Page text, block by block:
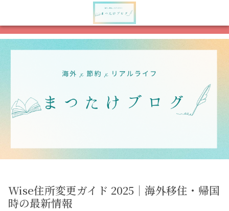
Wise住所変更ガイド 2025｜海外移住・帰国
時の最新情報